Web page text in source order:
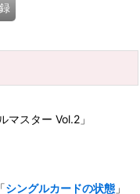
スター Vol.2」
シングルカードの状態 」